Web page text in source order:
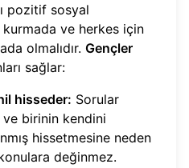
pozitif sosyal
ve herkes için
olmalıdır. Gençler
sağlar:
hisseder: Sorular
birinin kendini
hissetmesine neden
değinmez.